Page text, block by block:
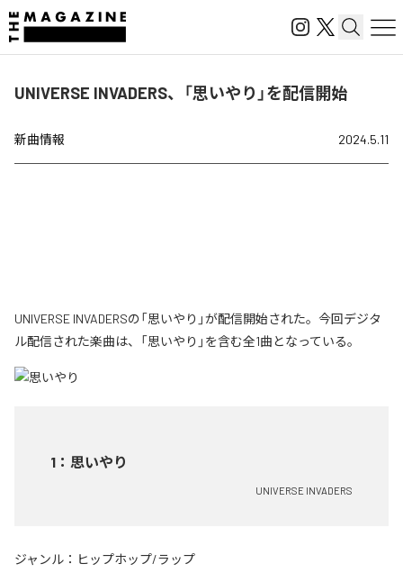
UNIVERSE INVADERS、「思いやり」を配信開始
新曲情報 2024.5.11
UNIVERSE INVADERSの「思いやり」が配信開始された。今回デジタ
ル配信された楽曲は、「思いやり」を含む全1曲となっている。
1 ： 思いやり
UNIVERSE INVADERS
ジャンル： ヒップホップ/ラップ